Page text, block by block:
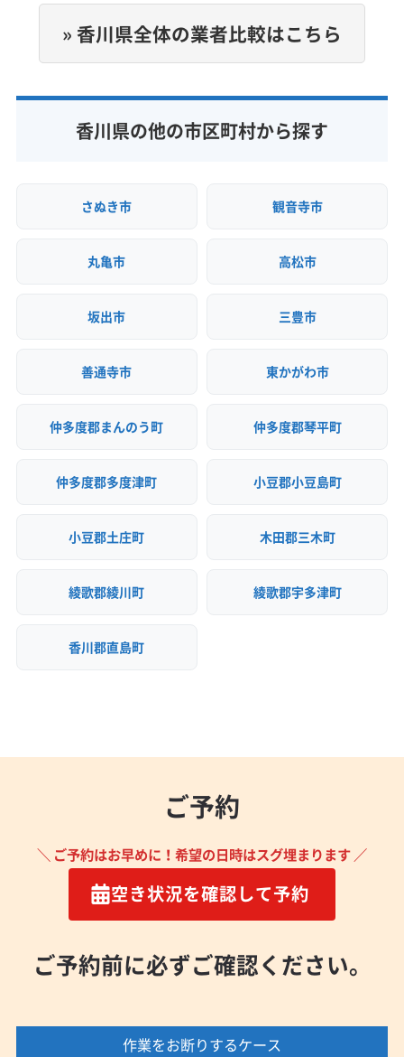
(徳島県) 名西郡神山町
(徳島県) 名西郡石井町
(徳島県) 名東郡佐那河内村
(徳島県) 鳴門市
非公開
» 香川県全体の業者比較はこちら
香川県の他の市区町村から探す
さぬき市 観音寺市
丸亀市 高松市
坂出市 三豊市
善通寺市 東かがわ市
仲多度郡まんのう町 仲多度郡琴平町
仲多度郡多度津町 小豆郡小豆島町
小豆郡土庄町 木田郡三木町
綾歌郡綾川町 綾歌郡宇多津町
香川郡直島町
ご予約
＼ ご予約はお早めに！希望の日時はスグ埋まります ／
空き状況を確認して予約
ご予約前に必ずご確認ください。
作業をお断りするケース